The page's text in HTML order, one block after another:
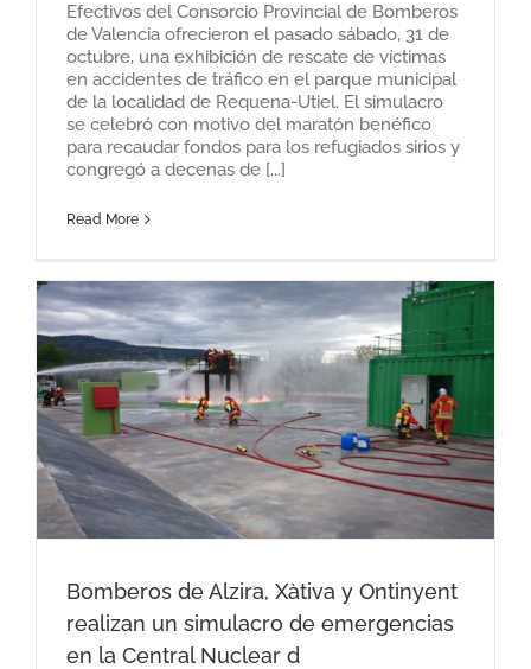
Efectivos del Consorcio Provincial de Bomberos
de Valencia ofrecieron el pasado sábado, 31 de
octubre, una exhibición de rescate de víctimas
en accidentes de tráfico en el parque municipal
de la localidad de Requena-Utiel. El simulacro
se celebró con motivo del maratón benéfico
para recaudar fondos para los refugiados sirios y
congregó a decenas de [...]
Read More
Bomberos de Alzira, Xàtiva y Ontinyent
realizan un simulacro de emergencias
en la Central Nuclear d